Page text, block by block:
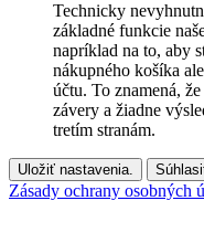
Technicky
základné funkcie
napríklad na to, aby
nákupného košíka
účtu. To znamená,
závery a žiadne
tretím stranám.
Uložiť nastavenia.
Zásady ochrany osobných